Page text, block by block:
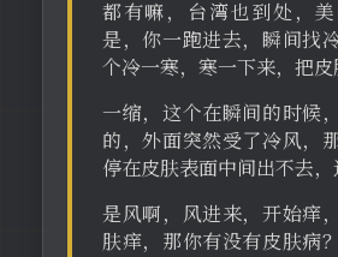
都有嘛，台湾也到处，
是，你一跑进去，瞬间找
个冷一寒，寒一下来，把皮
一缩，这个在瞬间的时候
的，外面突然受了冷风，
停在皮肤表面中间出不去，
是风啊，风进来，开始痒
肤痒，那你有没有皮肤病